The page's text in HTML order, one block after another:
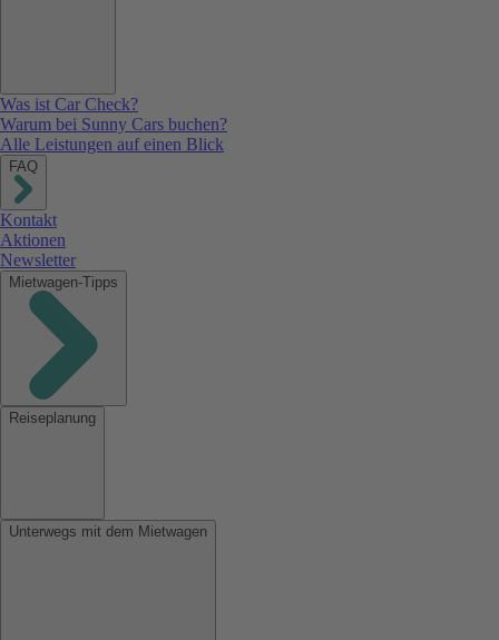
Was ist Car Check?
Warum bei Sunny Cars buchen?
Alle Leistungen auf einen Blick
FAQ
Kontakt
Aktionen
Newsletter
Mietwagen-Tipps
Reiseplanung
Unterwegs mit dem Mietwagen